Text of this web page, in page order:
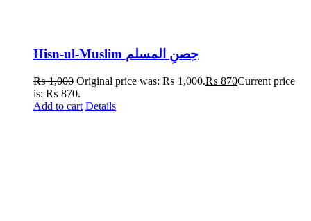
Hisn-ul-Muslim حِصنِ المسلم
₨1,000 Original price was: ₨ 1,000.₨ 870Current price
is: ₨ 870.
Add to cart Details